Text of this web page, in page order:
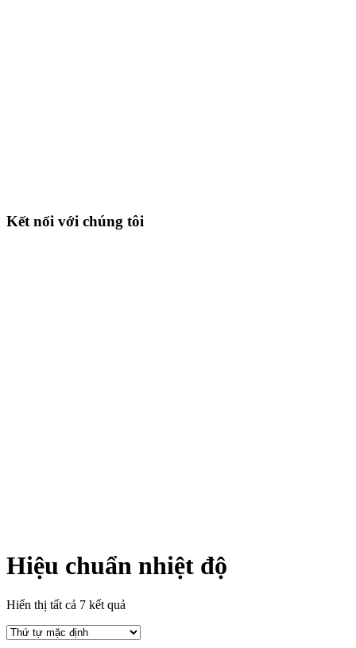
Kết nối với chúng tôi
Hiệu chuẩn nhiệt độ
Hiển thị tất cả 7 kết quả